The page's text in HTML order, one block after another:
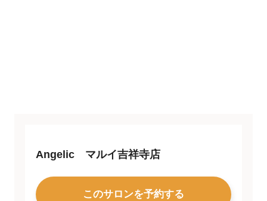
Angelic マルイ吉祥寺店
このサロンを予約する